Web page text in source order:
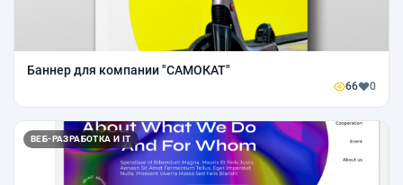
Баннер для компании "САМОКАТ"
66 0
ВЕБ-РАЗРАБОТКА И IT